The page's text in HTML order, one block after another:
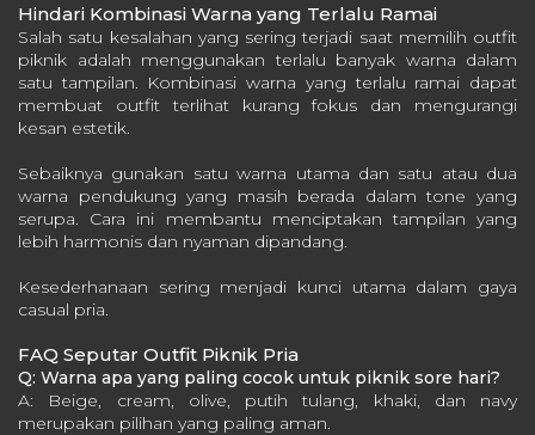
Hindari Kombinasi Warna yang Terlalu Ramai
Salah satu kesalahan yang sering terjadi saat memilih outfit
piknik adalah menggunakan terlalu banyak warna dalam
satu tampilan. Kombinasi warna yang terlalu ramai dapat
membuat outfit terlihat kurang fokus dan mengurangi
kesan estetik.
Sebaiknya gunakan satu warna utama dan satu atau dua
warna pendukung yang masih berada dalam tone yang
serupa. Cara ini membantu menciptakan tampilan yang
lebih harmonis dan nyaman dipandang.
Kesederhanaan sering menjadi kunci utama dalam gaya
casual pria.
FAQ Seputar Outfit Piknik Pria
Q: Warna apa yang paling cocok untuk piknik sore hari?
A: Beige, cream, olive, putih tulang, khaki, dan navy
merupakan pilihan yang paling aman.